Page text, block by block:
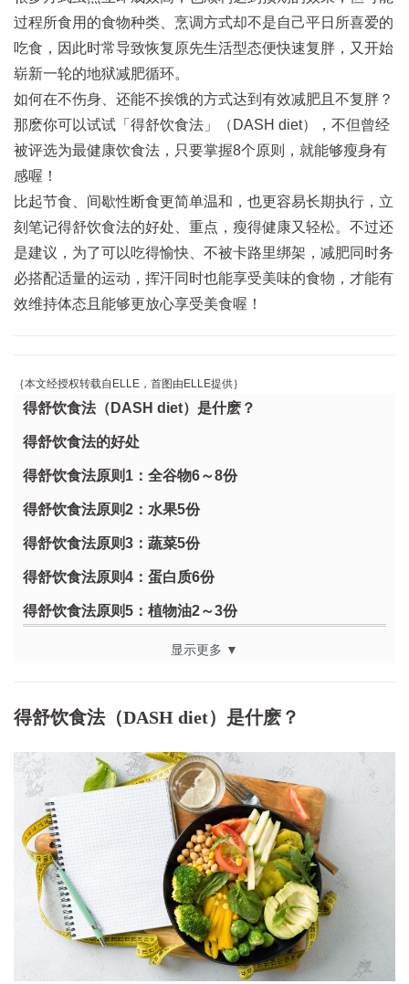
过程所食用的食物种类、烹调方式却不是自己平日所喜爱的
吃食，因此时常导致恢复原先生活型态便快速复胖，又开始
崭新一轮的地狱减肥循环。
如何在不伤身、还能不挨饿的方式达到有效减肥且不复胖？
那麽你可以试试「得舒饮食法」（DASH diet），不但曾经
被评选为最健康饮食法，只要掌握8个原则，就能够瘦身有
感喔！
比起节食、间歇性断食更简单温和，也更容易长期执行，立
刻笔记得舒饮食法的好处、重点，瘦得健康又轻松。不过还
是建议，为了可以吃得愉快、不被卡路里绑架，减肥同时务
必搭配适量的运动，挥汗同时也能享受美味的食物，才能有
效维持体态且能够更放心享受美食喔！
｛本文经授权转载自ELLE，首图由ELLE提供｝
得舒饮食法（DASH diet）是什麽？
得舒饮食法的好处
得舒饮食法原则1：全谷物6～8份
得舒饮食法原则2：水果5份
得舒饮食法原则3：蔬菜5份
得舒饮食法原则4：蛋白质6份
得舒饮食法原则5：植物油2～3份
得舒饮食法原则6：坚果1份
得舒饮食法原则8：糖类1份
显示更多 ▼
得舒饮食法（DASH diet）是什麽？